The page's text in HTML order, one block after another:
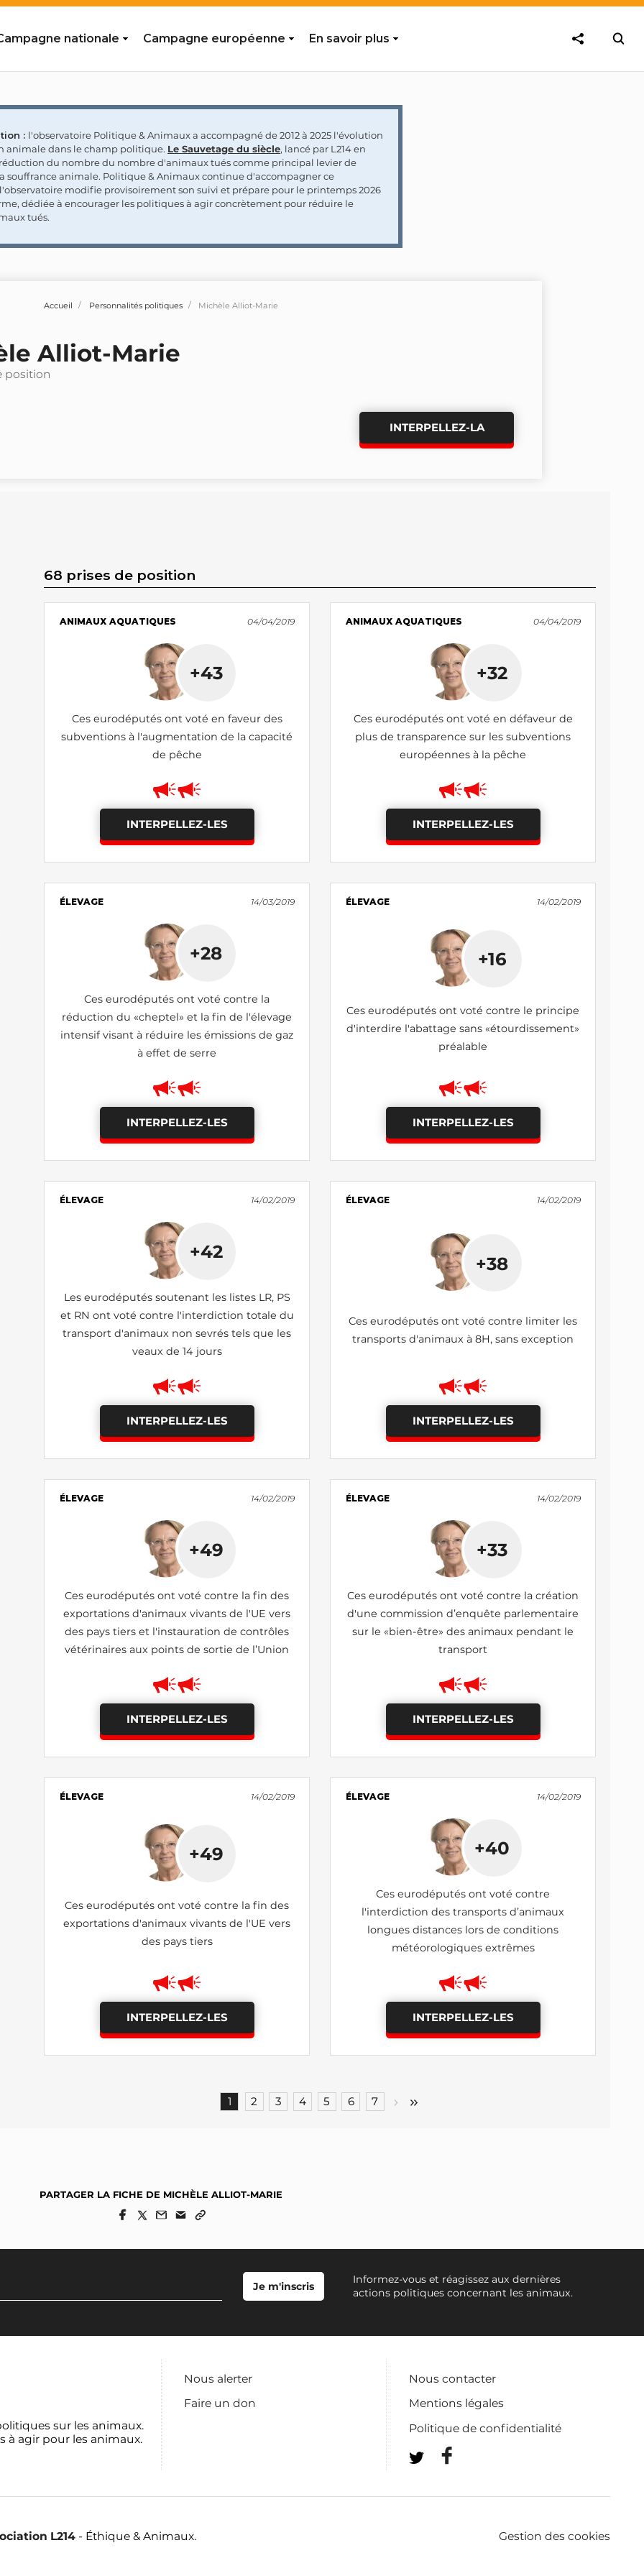
nationale Campagne européenne En savoir plus
: l'observatoire Politique & Animaux a accompagné de 2012 à 2025 l'évolution
animale dans le champ politique. Le Sauvetage du siècle, lancé par L214 en
réduction du nombre du nombre d'animaux tués comme principal levier de
souffrance animale. Politique & Animaux continue d'accompagner ce
modifie provisoirement son suivi et prépare pour le printemps 2026
dédiée à encourager les politiques à agir concrètement pour réduire le
tués.
Accueil Personnalités politiques Michèle Alliot-Marie
Alliot-Marie
position
INTERPELLEZ-LA
68 prises de position
ANIMAUX AQUATIQUES 04/04/2019
+43
Ces eurodéputés ont voté en faveur des
subventions à l'augmentation de la capacité
de pêche
INTERPELLEZ-LES
ANIMAUX AQUATIQUES 04/04/2019
+32
Ces eurodéputés ont voté en défaveur de
plus de transparence sur les subventions
européennes à la pêche
INTERPELLEZ-LES
ÉLEVAGE 14/03/2019
+28
Ces eurodéputés ont voté contre la
réduction du «cheptel» et la fin de l'élevage
intensif visant à réduire les émissions de gaz
à effet de serre
INTERPELLEZ-LES
ÉLEVAGE 14/02/2019
+16
Ces eurodéputés ont voté contre le principe
d'interdire l'abattage sans «étourdissement»
préalable
INTERPELLEZ-LES
ÉLEVAGE 14/02/2019
+42
Les eurodéputés soutenant les listes LR, PS
et RN ont voté contre l'interdiction totale du
transport d'animaux non sevrés tels que les
veaux de 14 jours
INTERPELLEZ-LES
ÉLEVAGE 14/02/2019
+38
Ces eurodéputés ont voté contre limiter les
transports d'animaux à 8H, sans exception
INTERPELLEZ-LES
ÉLEVAGE 14/02/2019
+49
Ces eurodéputés ont voté contre la fin des
exportations d'animaux vivants de l'UE vers
des pays tiers et l'instauration de contrôles
vétérinaires aux points de sortie de l’Union
INTERPELLEZ-LES
ÉLEVAGE 14/02/2019
+33
Ces eurodéputés ont voté contre la création
d'une commission d’enquête parlementaire
sur le «bien-être» des animaux pendant le
transport
INTERPELLEZ-LES
ÉLEVAGE 14/02/2019
+49
Ces eurodéputés ont voté contre la fin des
exportations d'animaux vivants de l'UE vers
des pays tiers
INTERPELLEZ-LES
ÉLEVAGE 14/02/2019
+40
Ces eurodéputés ont voté contre
l'interdiction des transports d’animaux
longues distances lors de conditions
météorologiques extrêmes
INTERPELLEZ-LES
1 2 3 4 5 6 7
PARTAGER LA FICHE DE MICHÈLE ALLIOT-MARIE
Informez-vous et réagissez aux dernières
actions politiques concernant les animaux.
sur les animaux.
à agir pour les animaux.
Nous alerter
Faire un don
Nous contacter
Mentions légales
Politique de confidentialité
L214 - Éthique & Animaux. Gestion des cookies